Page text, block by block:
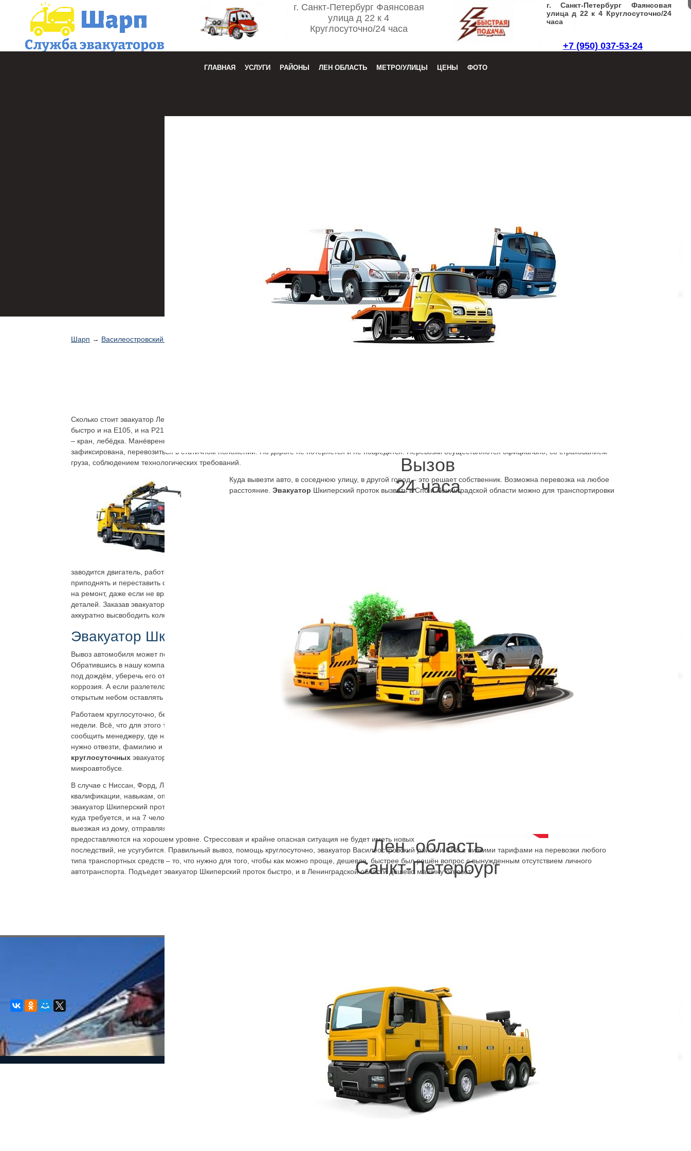
г. Санкт-Петербург Фаянсовая
улица д 22 к 4
Круглосуточно/24 часа
г. Санкт-Петербург Фаянсовая
улица д 22 к 4 Круглосуточно/24
часа
+7 (950) 037-53-24
ГЛАВНАЯ УСЛУГИ РАЙОНЫ ЛЕН ОБЛАСТЬ МЕТРО/УЛИЦЫ ЦЕНЫ ФОТО
Вызов
24 часа
Лен. область
Санкт-Петербург
Шарп → Василеостровский район эвакуатор
Сколько стоит эвакуатор Ленинградская область, СПб? Дешевые тарифы предлагаются в нашей компании. Откуда можно машину вывезти? Подъедет эвакуатор
быстро и на Е105, и на Р21, Мурманское шоссе, Петрозаводскую улицу, Кольцевую, Набережную. Где машина находится, туда и будет доставлена спецтехника
– кран, лебёдка. Манёвренные, мощные эвакуаторы Василеостровский район оснащены тралом, на котором она будет удобно размещена, будет прочно
зафиксирована, перевозиться в статичном положении. По дороге не потеряется и не повредится. Перевозки осуществляются официально, со страхованием
груза, соблюдением технологических требований.
Куда вывезти авто, в соседнюю улицу, в другой город – это решает собственник. Возможна перевозка на любое
расстояние. Эвакуатор Шкиперский проток вызвать в Спб и Ленинградской области можно для транспортировки
заводится двигатель, работать непостоянно, заводится через раз. Но для перевозки на эвакуаторе это не проблема. Машину можно закатить на борт или
приподнять и переставить с помощью крана-манипулятора. Вызвав эвакуатор Шкиперский проток,
на ремонт, даже если не вращаются колёса, невозможно вывернуть руль вправо-влево – обнаружила себя неисправность ходовой системы, одной из её
деталей. Заказав эвакуатор Василеостровский район дешево, телефоном нашей компании воспользовавшись, можно также предотвратить поломку ходовой –
аккуратно высвободить колесо из веток, ямы, размытого грунта, не газуя слишком сильно, долго, подвеску, ось не рискуя погнуть, повредить.
Эвакуатор Шкиперский проток круглосуточно
Вывоз автомобиля может потребоваться и когда складывается аварийная ситуация из-за пробитых шин или из-за ДТП, столкновения, потери управления.
Обратившись в нашу компанию, можно обеспечить перевозку на ремонт, домой в гараж автомобиля с повреждённым бампером, вмятиной на боку, мокнущего
под дождём, уберечь его от затопления изнутри, если кузов повреждён. В таких случаях чем дольше машина стоит, тем более значительной может быть
коррозия. А если разлетелось стекло или не закрывается дверь, и салон может быть повреждён. Зимой и летом автомобиль повреждённый в ДТП надолго под
открытым небом оставлять нельзя. Вызвав эвакуатор Василеостровский район, можно быстро машину вывезти туда, где она будет в безопасности.
Работаем круглосуточно, без перерывов, и заказать эвакуатор Шкиперский проток можно в любой день
недели. Всё, что для этого требуется, набрать номер телефона, 24 часа работающего Call-центра и
сообщить менеджеру, где находится транспортное средство, его марку, номер, что произошло, куда его
нужно отвезти, фамилию и имя собственника, телефон для обратной связи. На телефоны
круглосуточных эвакуаторов Шкиперский проток можно звонить
микроавтобусе.
В случае с Ниссан, Форд, Лада, Рено, Тойота, БМВ, Ситроен, любым другим авто благодаря
квалификации, навыкам, опыту, специалистов, выполняющих перевозки, вопрос будет быстро решён и
эвакуатор Шкиперский проток круглосуточный дешево будет стоить. Мерседес на 4 пассажира перевезём,
куда требуется, и на 7 человек.
выезжая из дому, отправляясь за город. Помимо того, что эвакуатор круглосуточно недорого стоит, услуги
предоставляются на хорошем уровне. Стрессовая и крайне опасная ситуация не будет иметь новых
последствий, не усугубится. Правильный вывоз, помощь круглосуточно, эвакуатор Василеостровский район и СПб с низкими тарифами на перевозки любого
типа транспортных средств – то, что нужно для того, чтобы как можно проще, дешевле, быстрее был решён вопрос с вынужденным отсутствием личного
автотранспорта. Подъедет эвакуатор Шкиперский проток быстро, и в Ленинградской области дёшево машину отвезёт.
.
© 2008-2021 mvvknives.ru Эвакуатор в Санкт-Петербурге и Ленинградской области.Продвижение и создание сайтов.